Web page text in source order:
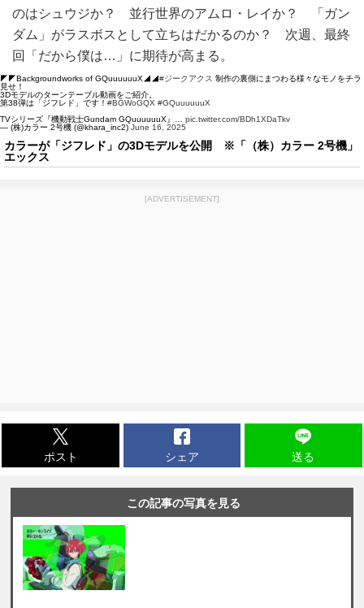
のはシュウジか？ 並行世界のアムロ・レイか？ 「ガン
ダム」がラスボスとして立ちはだかるのか？ 次週、最終
回「だから僕は…」に期待が高まる。
◤◤Backgroundworks of GQuuuuuuX◢◢#ジークアクス 制作の裏側にまつわる様々なモノをチラ
見せ！
3Dモデルのターンテーブル動画をご紹介。
第38弾は「ジフレド」です！ #BGWoGQX #GQuuuuuuX
TVシリーズ『機動戦士Gundam GQuuuuuuX』… pic.twitter.com/BDh1XDaTkv
— (株)カラー 2号機 (@khara_inc2) June 16, 2025
カラーが「ジフレド」の3Dモデルを公開 ※「（株）カラー 2号機」
エックス
[ADVERTISEMENT]
ポスト シェア 送る
この記事の写真を見る